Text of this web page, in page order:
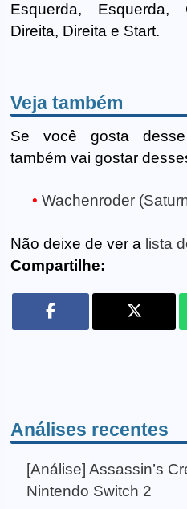
Esquerda, Esquerda,
Direita, Direita e Start.
Veja também
Se você gosta desse
também vai gostar
Wachenroder
Não deixe de ver a lista
Compartilhe:
Análises recentes
[Análise] Assassin’s
Nintendo Switch 2